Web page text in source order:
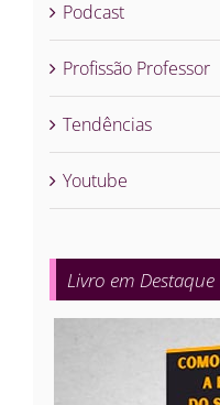
Podcast
Profissão Professor
Tendências
Youtube
Livro em Destaque